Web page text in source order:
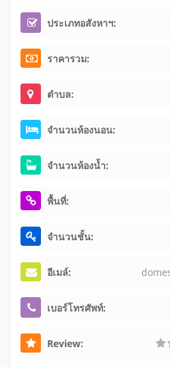
ประเภทอสังหาฯ:
ราคารวม:
ตำบล:
จำนวนห้องนอน:
จำนวนห้องน้ำ:
พื้นที่:
จำนวนชั้น:
อีเมล์: dome
เบอร์โทรศัพท์:
Review: